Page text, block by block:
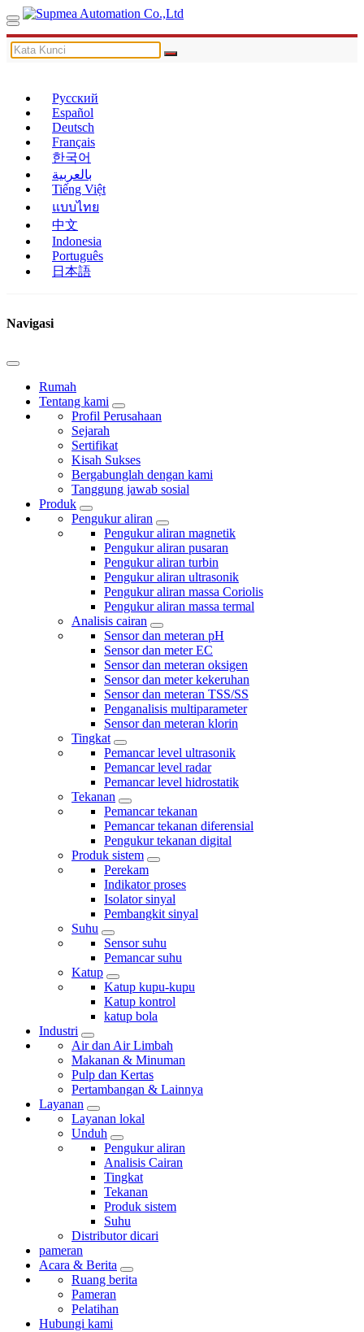
Русский
Español
Deutsch
Français
한국어
بالعربية
Tiếng Việt
แบบไทย
中文
Indonesia
Português
日本語
Navigasi
Rumah
Tentang kami
Profil Perusahaan
Sejarah
Sertifikat
Kisah Sukses
Bergabunglah dengan kami
Tanggung jawab sosial
Produk
Pengukur aliran
Pengukur aliran magnetik
Pengukur aliran pusaran
Pengukur aliran turbin
Pengukur aliran ultrasonik
Pengukur aliran massa Coriolis
Pengukur aliran massa termal
Analisis cairan
Sensor dan meteran pH
Sensor dan meter EC
Sensor dan meteran oksigen
Sensor dan meter kekeruhan
Sensor dan meteran TSS/SS
Penganalisis multiparameter
Sensor dan meteran klorin
Tingkat
Pemancar level ultrasonik
Pemancar level radar
Pemancar level hidrostatik
Tekanan
Pemancar tekanan
Pemancar tekanan diferensial
Pengukur tekanan digital
Produk sistem
Perekam
Indikator proses
Isolator sinyal
Pembangkit sinyal
Suhu
Sensor suhu
Pemancar suhu
Katup
Katup kupu-kupu
Katup kontrol
katup bola
Industri
Air dan Air Limbah
Makanan & Minuman
Pulp dan Kertas
Pertambangan & Lainnya
Layanan
Layanan lokal
Unduh
Pengukur aliran
Analisis Cairan
Tingkat
Tekanan
Produk sistem
Suhu
Distributor dicari
pameran
Acara & Berita
Ruang berita
Pameran
Pelatihan
Hubungi kami